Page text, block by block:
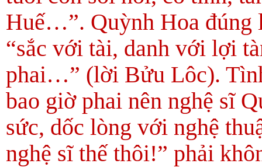
Huế…”. Quỳnh Hoa đúng
“sắc với tài, danh với lợi
phai…” (lời Bửu Lôc).
bao giờ phai nên nghệ sĩ
sức, dốc lòng với nghệ
nghệ sĩ thế thôi!” phải